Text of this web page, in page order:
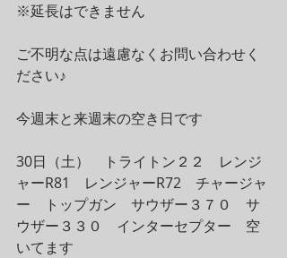
※延長はできません
ご不明な点は遠慮なくお問い合わせく
ださい♪
今週末と来週末の空き日です
30日（土）　トライトン２２　レンジ
ャーR81　レンジャーR72　チャージャ
ー　トップガン　サウザー３７０　サ
ウザー３３０　インターセプター　空
いてます